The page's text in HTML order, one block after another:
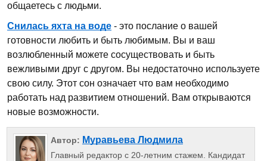
общаетесь с людьми.
Снилась яхта на воде - это послание о вашей
готовности любить и быть любимым. Вы и ваш
возлюбленный можете сосуществовать и быть
вежливыми друг с другом. Вы недостаточно используете
свою силу. Этот сон означает что вам необходимо
работать над развитием отношений. Вам открываются
новые возможности.
Автор: Муравьева Людмила
Главный редактор с 20-летним стажем. Кандидат